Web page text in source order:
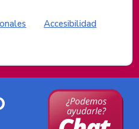
Accesibilidad
de Colombia
Logo